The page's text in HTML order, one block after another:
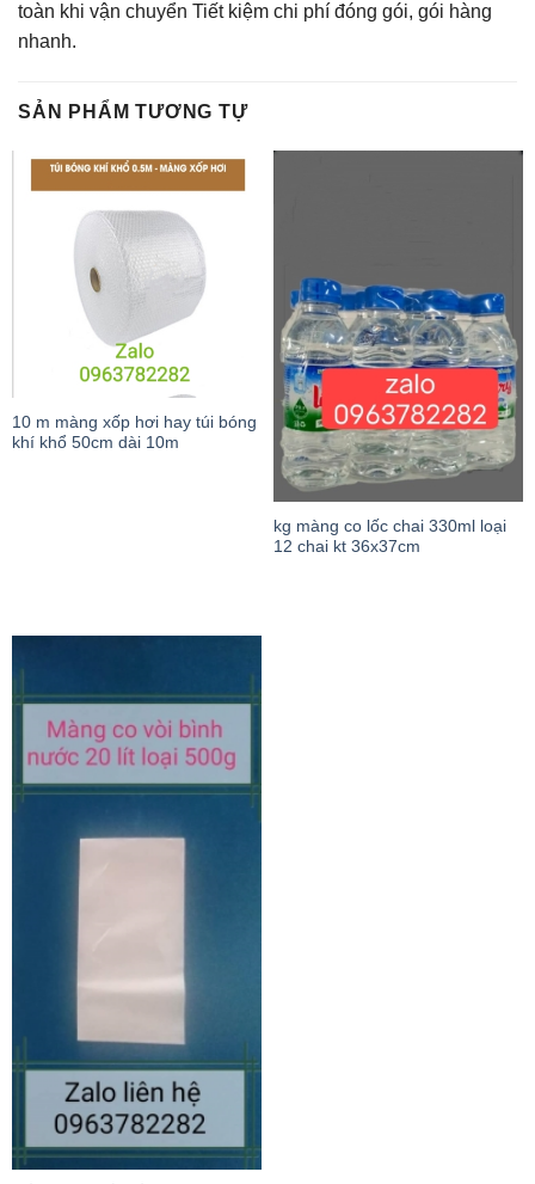
toàn khi vận chuyển Tiết kiệm chi phí đóng gói, gói hàng
nhanh.
SẢN PHẨM TƯƠNG TỰ
10 m màng xốp hơi hay túi bóng
khí khổ 50cm dài 10m
kg màng co lốc chai 330ml loại
12 chai kt 36x37cm